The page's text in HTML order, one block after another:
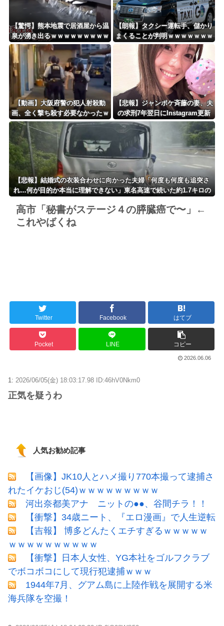
【驚愕】熊本地震で居酒屋から温
泉が湧き出るｗｗｗｗｗｗｗｗｗ
ｗｗｗ
【朗報】タクシー運転手、儲かり
まくることが判明ｗｗｗｗｗｗｗ
ｗｗｗｗｗｗｗｗｗｗｗｗｗｗｗ
ｗｗｗ
【動画】大阪府警の犯人射殺動
画、全く撃ち殺す必要なかったｗ
ｗｗｗｗｗｗｗｗｗｗ
【悲報】ジャンポケ斉藤の妻、夫
の求刑7年翌日にInstagram更新
「楽しすぎた」
【悲報】結婚式の衣装合わせに向かった夫婦「何度も何度も追突さ
れ…何が目的か本当に理解できない」東名高速で続いた約1.7キロの
高市「秘書がステージ４の膵臓癌で〜」←
これやばくね
Twitter Facebook はてブ
Pocket LINE コピー
2026.06.06
1: 2026/06/05(金) 18:03:17.98 ID:46hV0Nkm0
正気を疑うわ
人気お勧め記事
【画像】JK10人とハメ撮り770本撮って逮捕さ
れたイケおじ(54)ｗｗｗｗｗｗｗｗｗ
河出奈都美アナ ニットの●●、谷間チラ！！
【衝撃】34歳ニート、『エロ漫画』で人生逆転
【吉報】 博多どんたくエチすぎるｗｗｗｗｗ
ｗｗｗｗｗｗｗｗｗｗ
【衝撃】日本人女性、YG本社をゴルフクラブ
でボコボコにして現行犯逮捕ｗｗｗ
1944年7月、グアム島に上陸作戦を展開する米
海兵隊を空撮！